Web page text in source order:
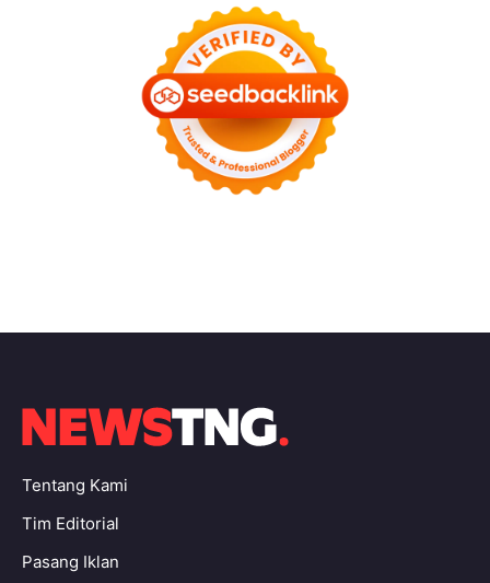
Tentang Kami
Tim Editorial
Pasang Iklan